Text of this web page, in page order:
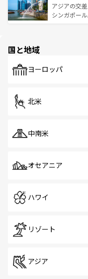
が待ってい
た文化、そ
ており、効
うな絶景か
アジアの交
シンガポー
で、ホーカ
国と地域
ヨーロッパ
北米
中南米
オセアニア
ハワイ
リゾート
アジア